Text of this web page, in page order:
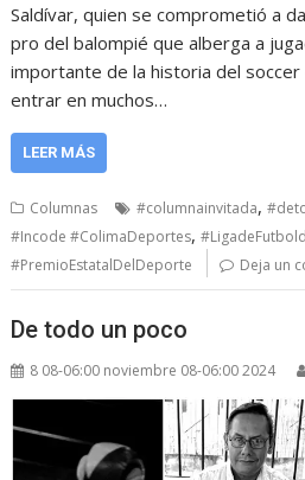
Saldívar, quien se comprometió a
pro del balompié que alberga a
importante de la historia del soccer
entrar en muchos…
LEER MÁS
Columnas #columnainvitada,
#Incode #ColimaDeportes,
#PremioEstatalDelDeporte
Deja un
De todo un poco
8 08-06:00 noviembre 08-06:00 2024